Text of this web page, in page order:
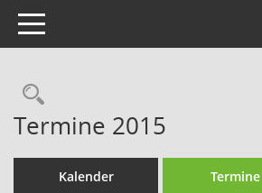
Toggle navigation
Rechercheauswahl
Termine 2015
Kalender Termine